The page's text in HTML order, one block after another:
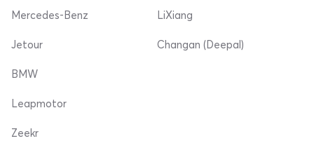
Mercedes-Benz
Jetour
LiXiang
Changan (Deepal)
BMW
Leapmotor
Zeekr